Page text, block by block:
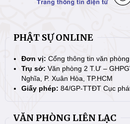
PHẬT SỰ ONLINE
Đơn vị: Cổng thông tin văn
Trụ sở: Văn phòng 2 T.Ư –
Nghĩa, P. Xuân Hòa, TP.HCM
Giấy phép: 84/GP-TTĐT Cục
VĂN PHÒNG LIÊN LẠC